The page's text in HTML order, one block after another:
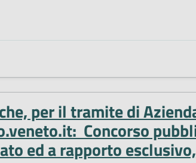
per il tramite di
Concorso
ed a rapporto